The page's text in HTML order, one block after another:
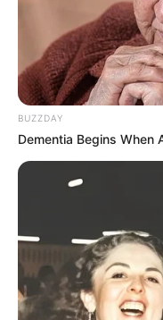
Langka Banget!
Katak yang Bikin
Gemes
BUZZDAY
Dementia Begins When